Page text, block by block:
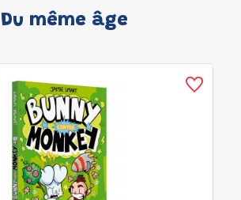
Du même âge